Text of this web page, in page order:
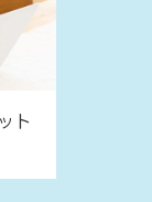
ト